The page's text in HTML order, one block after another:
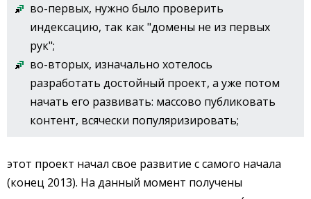
во-первых, нужно было проверить
индексацию, так как "домены не из первых
рук";
во-вторых, изначально хотелось
разработать достойный проект, а уже потом
начать его развивать: массово публиковать
контент, всячески популяризировать;
этот проект начал свое развитие с самого начала
(конец 2013). На данный момент получены